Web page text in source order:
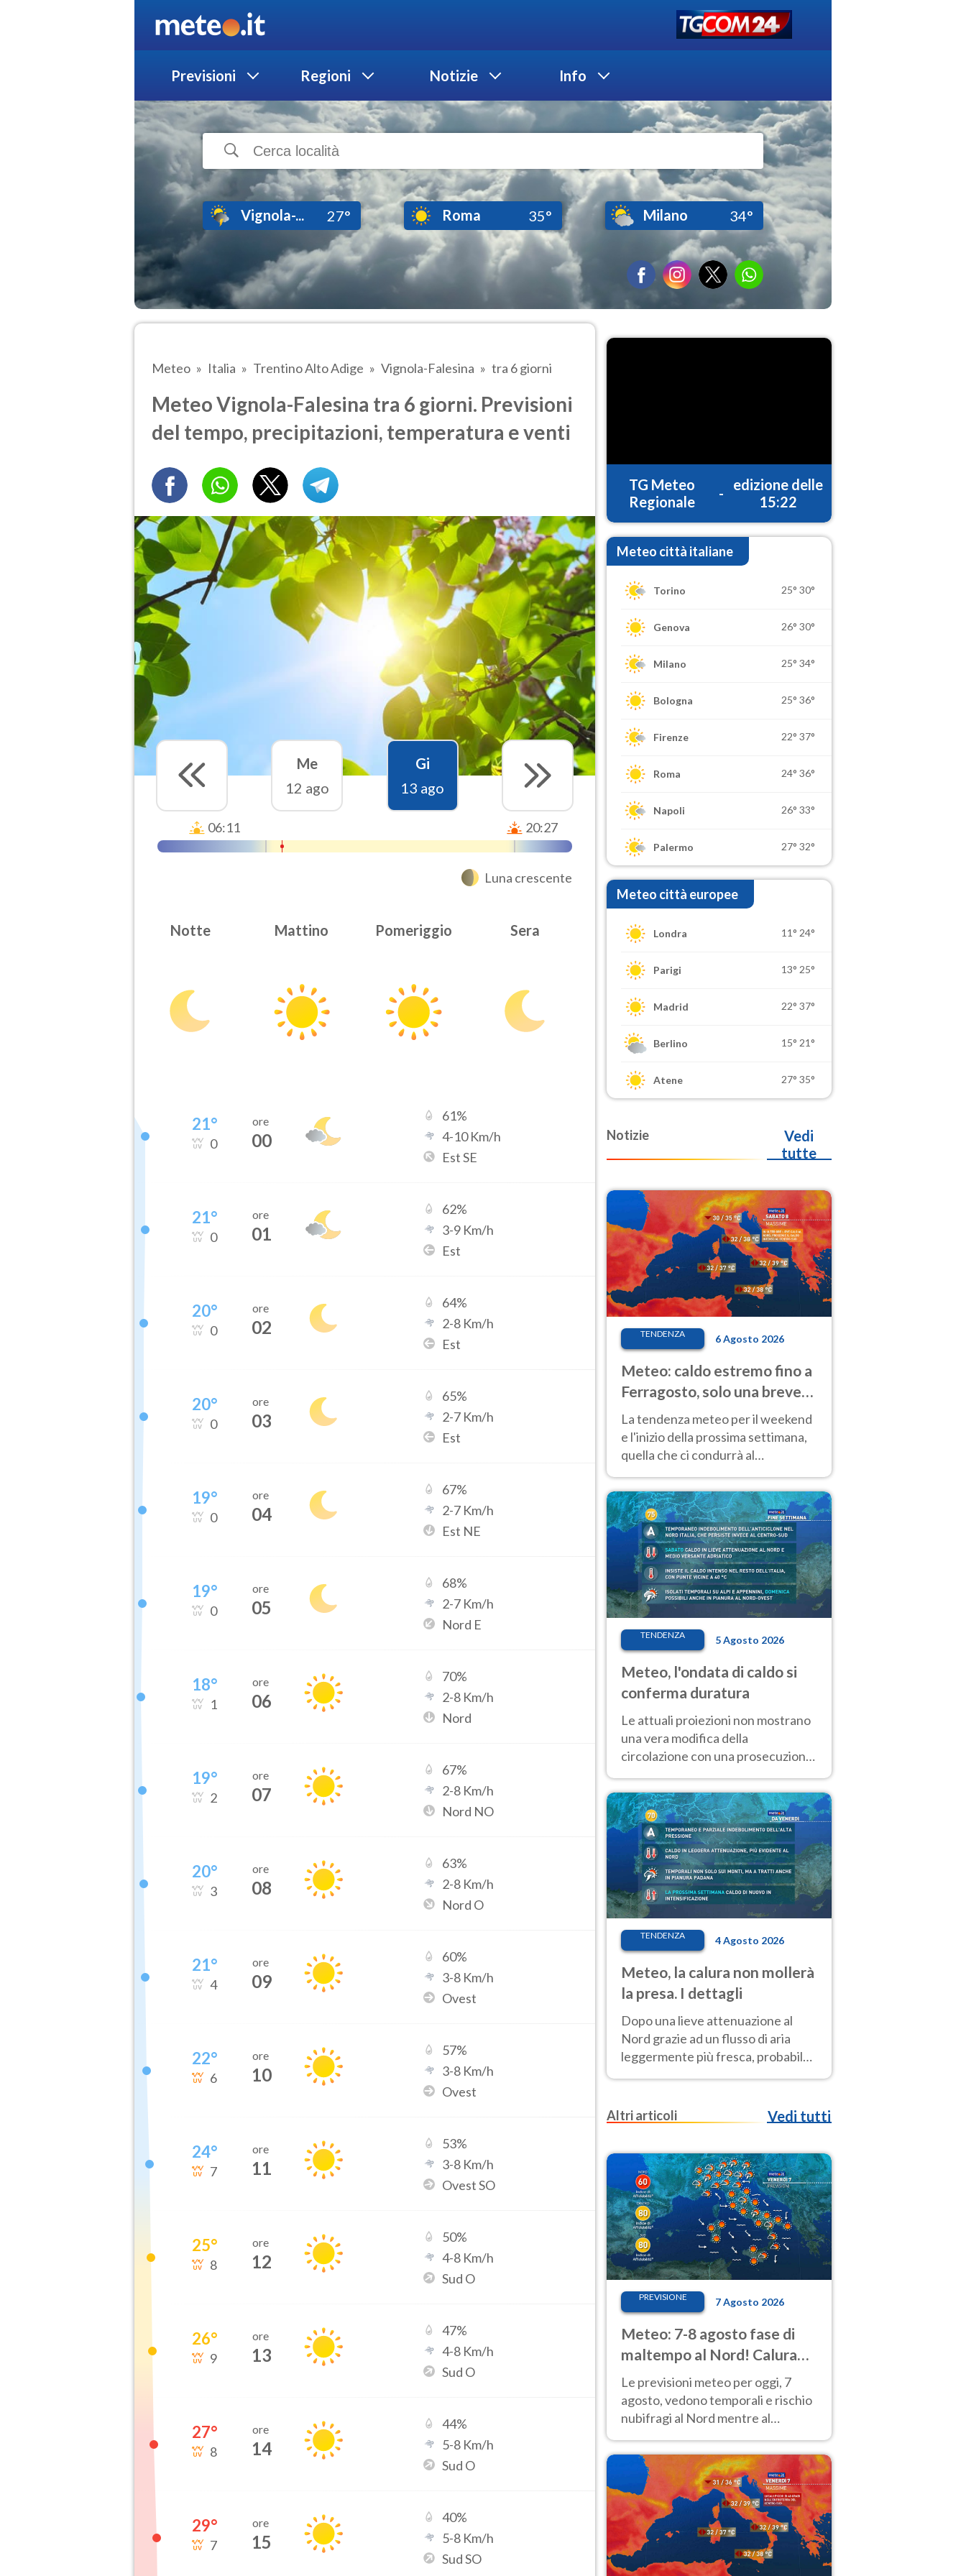
Previsioni Regioni Notizie Info
Vignola-... 27° Roma 35° Milano 34°
Meteo Italia Trentino Alto Adige Vignola-Falesina tra 6 giorni
Meteo Vignola-Falesina tra 6 giorni. Previsioni
del tempo, precipitazioni, temperatura e venti
Me
12 ago
Gi
13 ago
06:11 20:27
Luna crescente
Notte Mattino Pomeriggio Sera
21°
0
ore
00
61%
4-10Km/h
Est SE
21°
0
ore
01
62%
3-9 Km/h
Est
20°
0
ore
02
64%
2-8 Km/h
Est
20°
0
ore
03
65%
2-7 Km/h
Est
19°
0
ore
04
67%
2-7 Km/h
Est NE
19°
0
ore
05
68%
2-7 Km/h
Nord E
18°
1
ore
06
70%
2-8 Km/h
Nord
19°
2
ore
07
67%
2-8 Km/h
Nord NO
20°
3
ore
08
63%
2-8 Km/h
Nord O
21°
4
ore
09
60%
3-8 Km/h
Ovest
22°
6
ore
10
57%
3-8 Km/h
Ovest
24°
7
ore
11
53%
3-8 Km/h
Ovest SO
25°
8
ore
12
50%
4-8 Km/h
Sud O
26°
9
ore
13
47%
4-8 Km/h
Sud O
27°
8
ore
14
44%
5-8 Km/h
Sud O
29°
7
ore
15
40%
5-8 Km/h
Sud SO
TG Meteo
Regionale
-
edizione delle
15:22
Meteo città italiane
Torino 25° 30°
Genova 26° 30°
Milano 25° 34°
Bologna 25° 36°
Firenze 22° 37°
Roma 24° 36°
Napoli 26° 33°
Palermo 27° 32°
Meteo città europee
Londra 11° 24°
Parigi 13° 25°
Madrid 22° 37°
Berlino 15° 21°
Atene 27° 35°
Notizie
Vedi
tutte
TENDENZA 6 Agosto 2026
Meteo: caldo estremo fino a
Ferragosto, solo una breve
pausa. Ecco dove
La tendenza meteo per il weekend
e l'inizio della prossima settimana,
quella che ci condurrà al
temperature molto elevate
TENDENZA 5 Agosto 2026
Meteo, l'ondata di caldo si
conferma duratura
Le attuali proiezioni non mostrano
una vera modifica della
circolazione con una prosecuzione
giorni, compresa la settimana di
Ferragosto
TENDENZA 4 Agosto 2026
Meteo, la calura non mollerà
la presa. I dettagli
Dopo una lieve attenuazione al
Nord grazie ad un flusso di aria
leggermente più fresca, probabile
nuovo rinforzo dell’anticiclone
Altri articoli
Vedi tutti
PREVISIONE 7 Agosto 2026
Meteo: 7-8 agosto fase di
maltempo al Nord! Calura
fino a Ferragosto
Le previsioni meteo per oggi, 7
agosto, vedono temporali e rischio
nubifragi al Nord mentre al
molto intenso.